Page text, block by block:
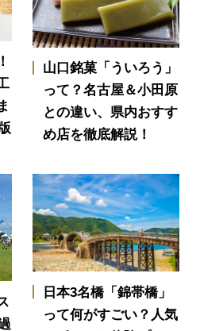
山口銘菓「ういろう」
って？名古屋＆小田原
との違い、県内おすす
め店を徹底解説！
日本3名橋「錦帯橋」
って何がすごい？人気